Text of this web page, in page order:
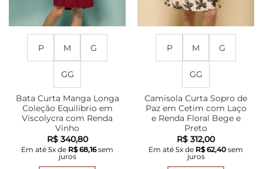
produto
P M G
GG
Bata Curta Manga Longa
Coleção Equilibrio em
Viscolycra com Renda
Vinho
R$340,80
Em até 5x de R$68,16sem
juros
P M G
GG
Camisola Curta Sopro de
Paz em Cetim com Laço
e Renda Floral Bege e
Preto
R$ 312,00
Em até 5x de R$62,40 sem
juros